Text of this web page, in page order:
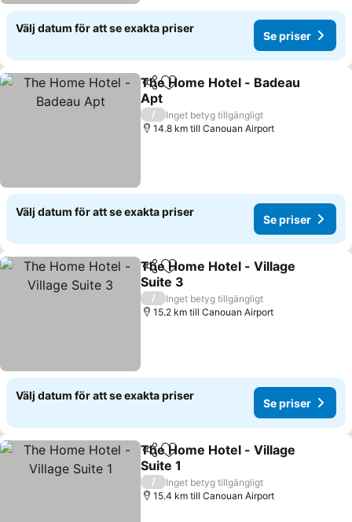
Välj datum för att se exakta priser
Se priser
Dela Lägg till i Mina Favoriter
The Home Hotel - Badeau
Apt
/
Inget betyg tillgängligt
14.8 km till Canouan Airport
Välj datum för att se exakta priser
Se priser
Dela Lägg till i Mina Favoriter
The Home Hotel - Village
Suite 3
/
Inget betyg tillgängligt
15.2 km till Canouan Airport
Välj datum för att se exakta priser
Se priser
Dela Lägg till i Mina Favoriter
The Home Hotel - Village
Suite 1
/
Inget betyg tillgängligt
15.4 km till Canouan Airport